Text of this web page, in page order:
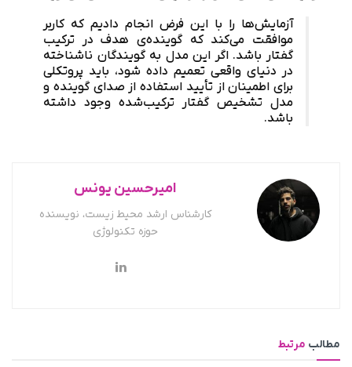
آزمایش‌ها را با این فرض انجام دادیم که کاربر
موافقت می‌کند که گوینده‌ی هدف در ترکیب
گفتار باشد. اگر این مدل به گویندگان ناشناخته
در دنیای واقعی تعمیم داده شود، باید پروتکلی
برای اطمینان از تأیید استفاده از صدای گوینده و
مدل تشخیص گفتار ترکیب‌شده وجود داشته
باشد.
امیرحسین یونس
کارشناس ارشد محیط زیست، نویسنده
حوزه تکنولوژی
مطالب مرتبط